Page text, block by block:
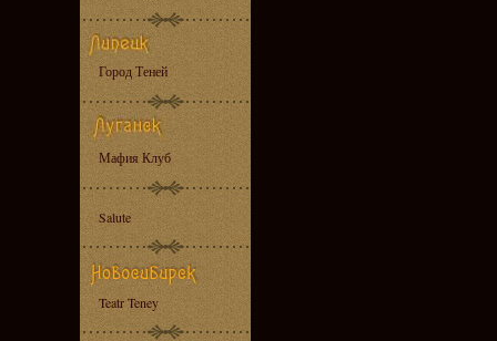
Город Теней
Мафия Клуб
Salute
Teatr Teney